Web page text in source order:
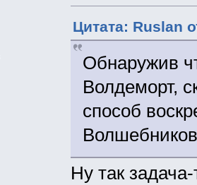
Цитата: Ruslan
Обнаружив
Волдеморт,
способ
Ну так